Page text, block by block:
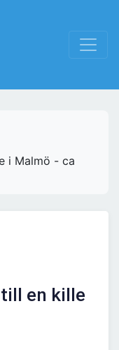
i Malmö - ca
en kille